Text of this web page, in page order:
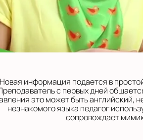
Новая информация подается в
с первых дней
это может быть английский,
незнакомого языка педагог
сопровождает